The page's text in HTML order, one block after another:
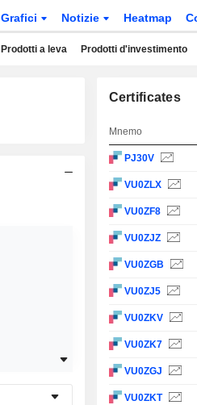
Grafici Notizie Heatmap
Prodotti a leva Prodotti d'investimento
Certificates
Mnemo
PJ30V
VU0ZLX
VU0ZF8
VU0ZJZ
VU0ZGB
VU0ZJ5
VU0ZKV
VU0ZK7
VU0ZGJ
VU0ZKT